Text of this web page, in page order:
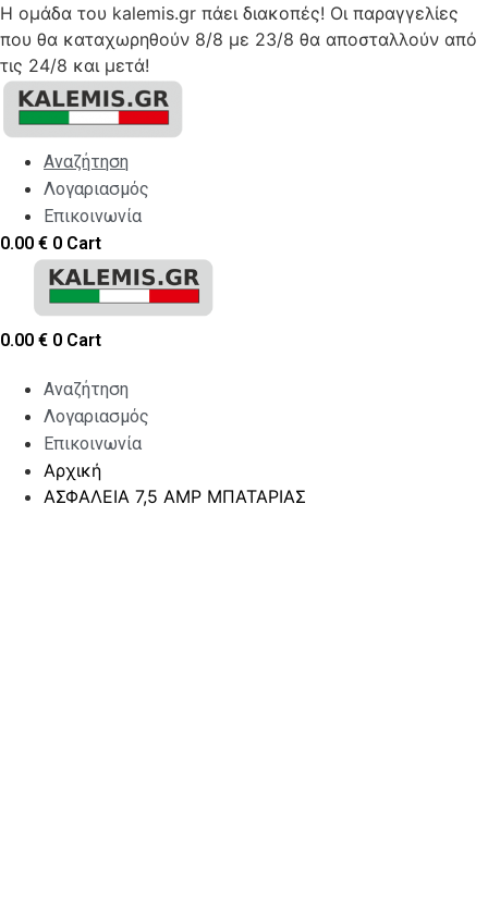
Η ομάδα του kalemis.gr πάει διακοπές! Οι παραγγελίες
που θα καταχωρηθούν 8/8 με 23/8 θα αποσταλλούν από
τις 24/8 και μετά!
Skip
content
Αναζήτηση
Λογαριασμός
Επικοινωνία
0.00 € 0 Cart
0.00 € 0 Cart
Αναζήτηση
Λογαριασμός
Επικοινωνία
Αρχική
ΑΣΦΑΛΕΙΑ 7,5 AMP ΜΠΑΤΑΡΙΑΣ